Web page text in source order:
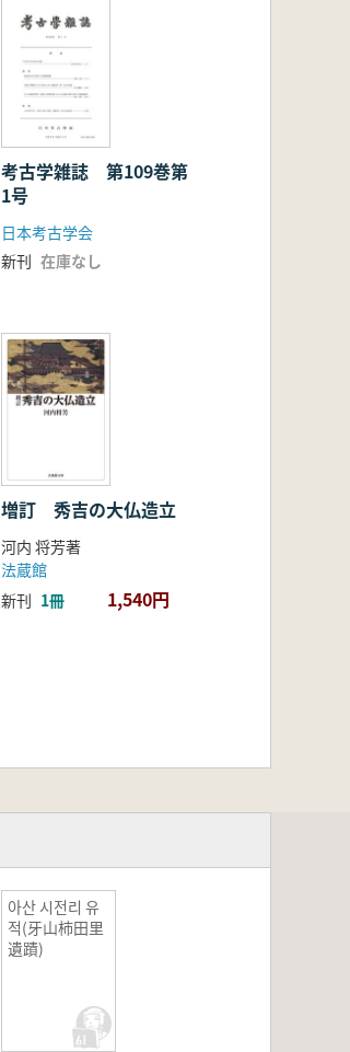
考古学雑誌 第109巻第
1号
日本考古学会
新刊 在庫なし
増訂 秀吉の大仏造立
河内 将芳著
法蔵館
新刊 1冊 1,540円
아산 시전리 유
적(牙山柿田里
遺蹟)